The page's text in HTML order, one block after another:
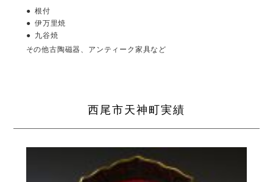
根付
伊万里焼
九谷焼
その他古陶磁器、アンティーク家具など
西尾市天神町実績